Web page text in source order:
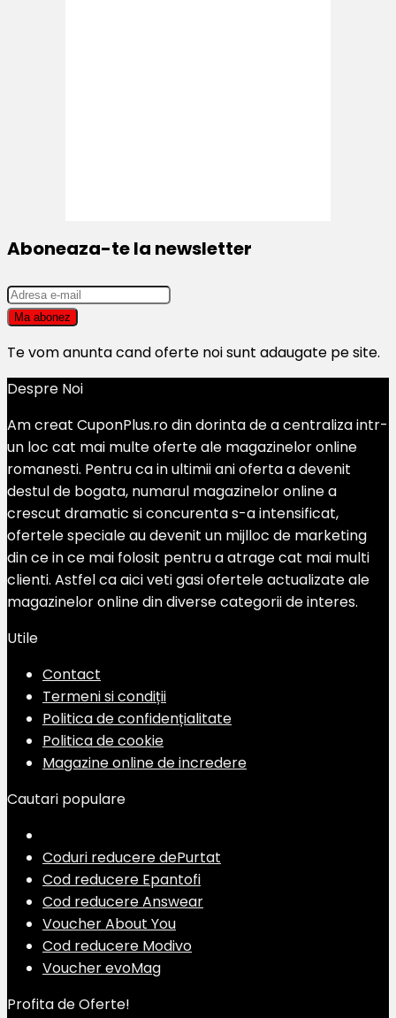
Aboneaza-te la newsletter
Te vom anunta cand oferte noi sunt adaugate pe site.
Despre Noi
Am creat CuponPlus.ro din dorinta de a centraliza intr-
un loc cat mai multe oferte ale magazinelor online
romanesti. Pentru ca in ultimii ani oferta a devenit
destul de bogata, numarul magazinelor online a
crescut dramatic si concurenta s-a intensificat,
ofertele speciale au devenit un mijlloc de marketing
din ce in ce mai folosit pentru a atrage cat mai multi
clienti. Astfel ca aici veti gasi ofertele actualizate ale
magazinelor online din diverse categorii de interes.
Utile
Contact
Termeni si condiții
Politica de confidențialitate
Politica de cookie
Magazine online de incredere
Cautari populare
Coduri reducere dePurtat
Cod reducere Epantofi
Cod reducere Answear
Voucher About You
Cod reducere Modivo
Voucher evoMag
Profita de Oferte!